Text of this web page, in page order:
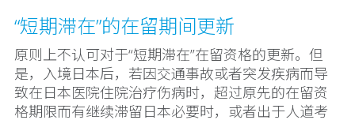
“短期滞在”的在留期间更新
原则上不认可对于“短期滞在”在留资格的更新。但
是，入境日本后，若因交通事故或者突发疾病而导
致在日本医院住院治疗伤病时，超过原先的在留资
格期限而有继续滞留日本必要时，或者出于人道考